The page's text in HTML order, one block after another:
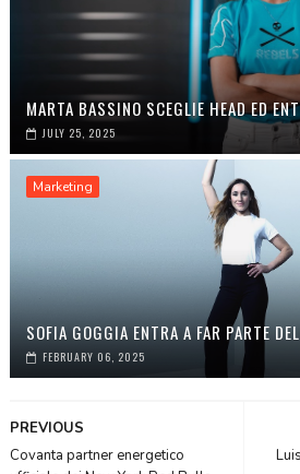
MARTA BASSINO SCEGLIE HEAD ED
JULY 25, 2025
Marketing
SOFIA GOGGIA ENTRA A FAR PARTE
FEBRUARY 06, 2025
PREVIOUS
Covanta partner energetico